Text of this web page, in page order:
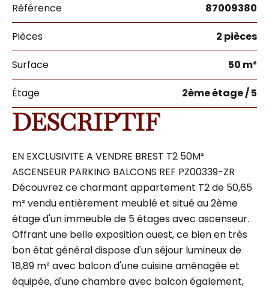
Référence 87009380
Pièces 2 pièces
Surface 50 m²
Étage 2ème étage / 5
DESCRIPTIF
EN EXCLUSIVITE A VENDRE BREST T2 50M²
ASCENSEUR PARKING BALCONS REF PZ00339-ZR
Découvrez ce charmant appartement T2 de 50,65
m² vendu entièrement meublé et situé au 2ème
étage d'un immeuble de 5 étages avec ascenseur.
Offrant une belle exposition ouest, ce bien en très
bon état général dispose d'un séjour lumineux de
18,89 m² avec balcon d'une cuisine aménagée et
équipée, d'une chambre avec balcon également,